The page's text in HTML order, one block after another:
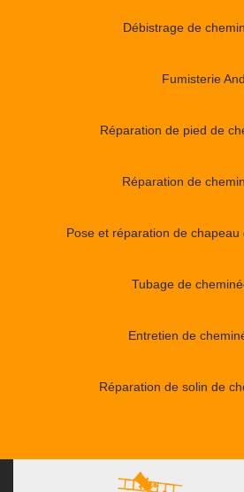
Débistrage de
Fumisterie
Réparation de pied de
Réparation de
Pose et réparation de chapeau
Tubage de
Entretien de
Réparation de solin de